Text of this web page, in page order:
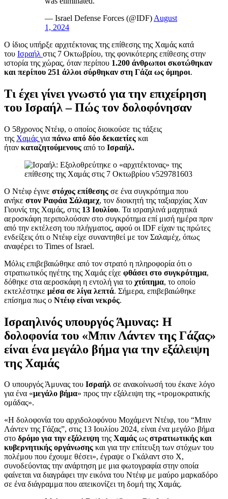
— Israel Defense Forces (@IDF) August
1, 2024
Ο ίδιος υπήρξε αρχιτέκτονας της επίθεσης της Χαμάς κατά
του Ισραήλ στις 7 Οκτωβρίου, της φονικότερης επίθεσης στην
ιστορία της χώρας, όταν περίπου 1.200 άνθρωποι σκοτώθηκαν
και περίπου 251 άλλοι σύρθηκαν στη Γάζα ως όμηροι.
Τι έχει γίνει γνωστό για την επιχείρηση
του Ισραήλ – Πώς τον δολοφόνησαν
Ο 58χρονος Ντέιφ, ο οποίος διοικούσε τις τάξεις
της Χαμάς για πάνω από δύο δεκαετίες και
ήταν καταζητούμενους από το Ισραήλ.
Ο Ντέιφ έγινε στόχος επίθεσης σε ένα συγκρότημα που
ανήκε στον Ραφάα Σάλαμεχ, τον διοικητή της ταξιαρχίας Χαν
Γιουνίς της Χαμάς, στις 13 Ιουλίου. Τα ισραηλινά μαχητικά
αεροσκάφη περιπολούσαν στο συγκρότημα επί μισή ημέρα πριν
από την εκτέλεση του πλήγματος, αφού οι IDF είχαν τις πρώτες
ενδείξεις ότι ο Ντέιφ είχε συναντηθεί με τον Σαλαμέχ, όπως
αναφέρει το Times of Israel.
Μόλις επιβεβαιώθηκε από τον στρατό η πληροφορία ότι ο
στρατιωτικός ηγέτης της Χαμάς είχε φθάσει στο συγκρότημα,
δόθηκε στα αεροσκάφη η εντολή για το χτύπημα, το οποίο
εκτελέστηκε μέσα σε λίγα λεπτά. Σήμερα, επιβεβαιώθηκε
επίσημα πως ο Ντέιφ είναι νεκρός.
Ισραηλινός υπουργός Άμυνας: Η
δολοφονία του «Μπιν Λάντεν της Γάζας»
είναι ένα μεγάλο βήμα για την εξάλειψη
της Χαμάς
Ο υπουργός Άμυνας του Ισραήλ σε ανακοίνωσή του έκανε λόγο
για ένα «μεγάλο βήμα» προς την εξάλειψη της «τρομοκρατικής
ομάδας».
«Η δολοφονία του αρχιδολοφόνου Μοχάμεντ Ντέιφ, του “Μπιν
Λάντεν της Γάζας”, στις 13 Ιουλίου 2024, είναι ένα μεγάλο βήμα
στο δρόμο για την εξάλειψη της Χαμάς ως στρατιωτικής και
κυβερνητικής οργάνωσης και για την επίτευξη των στόχων του
πολέμου που έχουμε θέσει», έγραψε ο Γκάλαντ στο Χ,
συνοδεύοντας την ανάρτηση με μια φωτογραφία στην οποία
φαίνεται να διαγράφει την εικόνα του Ντέιφ με μαύρο μαρκαδόρο
σε ένα διάγραμμα που απεικονίζει τη δομή της Χαμάς.